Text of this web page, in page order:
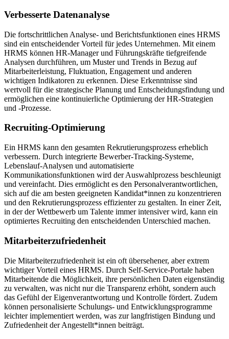
Verbesserte Datenanalyse
Die fortschrittlichen Analyse- und Berichtsfunktionen eines HRMS
sind ein entscheidender Vorteil für jedes Unternehmen. Mit einem
HRMS können HR-Manager und Führungskräfte tiefgreifende
Analysen durchführen, um Muster und Trends in Bezug auf
Mitarbeiterleistung, Fluktuation, Engagement und anderen
wichtigen Indikatoren zu erkennen. Diese Erkenntnisse sind
wertvoll für die strategische Planung und Entscheidungsfindung und
ermöglichen eine kontinuierliche Optimierung der HR-Strategien
und -Prozesse.
Recruiting-Optimierung
Ein HRMS kann den gesamten Rekrutierungsprozess erheblich
verbessern. Durch integrierte Bewerber-Tracking-Systeme,
Lebenslauf-Analysen und automatisierte
Kommunikationsfunktionen wird der Auswahlprozess beschleunigt
und vereinfacht. Dies ermöglicht es den Personalverantwortlichen,
sich auf die am besten geeigneten Kandidat*innen zu konzentrieren
und den Rekrutierungsprozess effizienter zu gestalten. In einer Zeit,
in der der Wettbewerb um Talente immer intensiver wird, kann ein
optimiertes Recruiting den entscheidenden Unterschied machen.
Mitarbeiterzufriedenheit
Die Mitarbeiterzufriedenheit ist ein oft übersehener, aber extrem
wichtiger Vorteil eines HRMS. Durch Self-Service-Portale haben
Mitarbeitende die Möglichkeit, ihre persönlichen Daten eigenständig
zu verwalten, was nicht nur die Transparenz erhöht, sondern auch
das Gefühl der Eigenverantwortung und Kontrolle fördert. Zudem
können personalisierte Schulungs- und Entwicklungsprogramme
leichter implementiert werden, was zur langfristigen Bindung und
Zufriedenheit der Angestellt*innen beiträgt.